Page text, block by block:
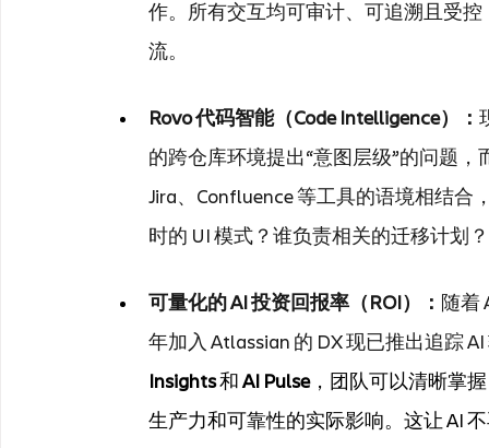
作。所有交互均可审计、可追溯且受
流。
Rovo 代码智能（Code Intelligence）：
的跨仓库环境提出“意图层级”的问题
Jira、Confluence 等工具的语境相结合
时的 UI 模式？谁负责相关的迁移计划
可量化的 AI 投资回报率（ROI）： 随着
年加入 Atlassian 的 DX 现已推出追踪
Insights 和 AI Pulse，团队可以清晰掌
生产力和可靠性的实际影响。这让 AI